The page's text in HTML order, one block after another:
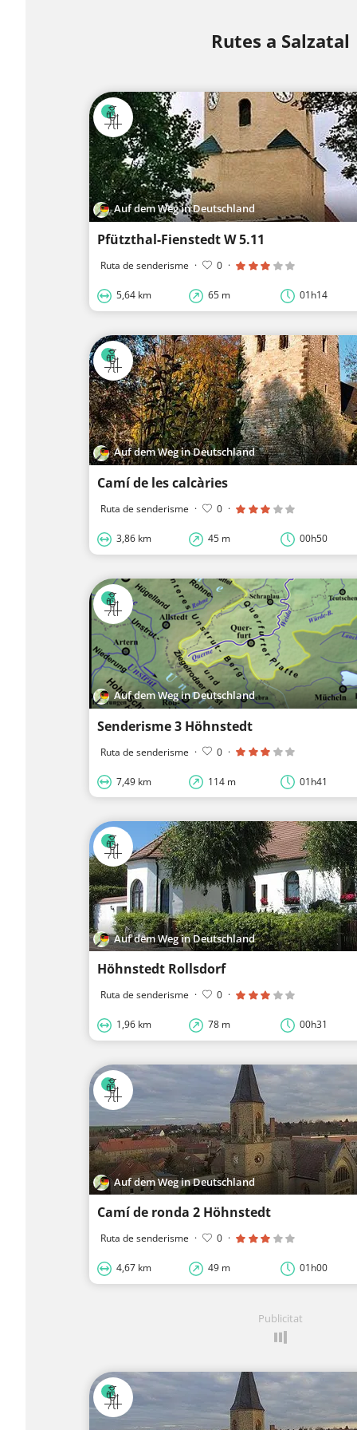
Rutes a Salzatal
Auf dem Weg in Deutschland
Pfützthal-Fienstedt W 5.11
Ruta de senderisme · 0 ·
5,64 km 65 m 01h14
Auf dem Weg in Deutschland
Camí de les calcàries
Ruta de senderisme · 0 ·
3,86 km 45 m 00h50
Auf dem Weg in Deutschland
Senderisme 3 Höhnstedt
Ruta de senderisme · 0 ·
7,49 km 114 m 01h41
Auf dem Weg in Deutschland
Höhnstedt Rollsdorf
Ruta de senderisme · 0 ·
1,96 km 78 m 00h31
Auf dem Weg in Deutschland
Camí de ronda 2 Höhnstedt
Ruta de senderisme · 0 ·
4,67 km 49 m 01h00
Publicitat